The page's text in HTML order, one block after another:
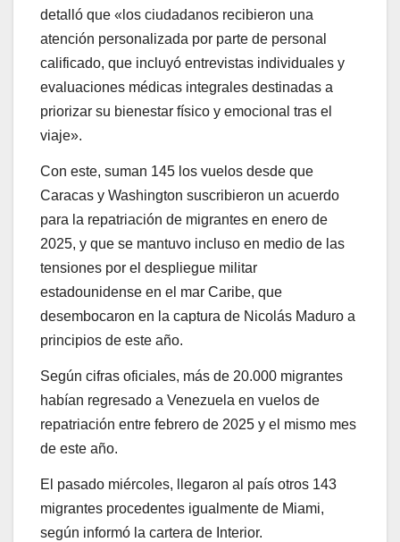
detalló que «los ciudadanos recibieron una
atención personalizada por parte de personal
calificado, que incluyó entrevistas individuales y
evaluaciones médicas integrales destinadas a
priorizar su bienestar físico y emocional tras el
viaje».
Con este, suman 145 los vuelos desde que
Caracas y Washington suscribieron un acuerdo
para la repatriación de migrantes en enero de
2025, y que se mantuvo incluso en medio de las
tensiones por el despliegue militar
estadounidense en el mar Caribe, que
desembocaron en la captura de Nicolás Maduro a
principios de este año.
Según cifras oficiales, más de 20.000 migrantes
habían regresado a Venezuela en vuelos de
repatriación entre febrero de 2025 y el mismo mes
de este año.
El pasado miércoles, llegaron al país otros 143
migrantes procedentes igualmente de Miami,
según informó la cartera de Interior.